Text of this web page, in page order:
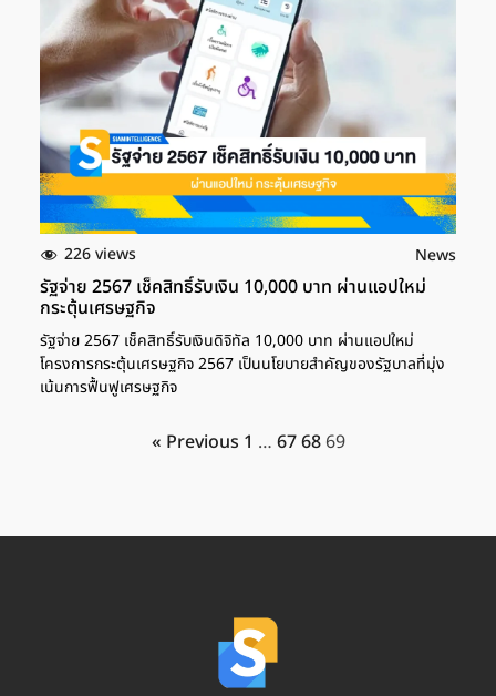
226 views News
รัฐจ่าย 2567 เช็คสิทธิ์รับเงิน 10,000 บาท ผ่านแอปใหม่
กระตุ้นเศรษฐกิจ
รัฐจ่าย 2567 เช็คสิทธิ์รับเงินดิจิทัล 10,000 บาท ผ่านแอปใหม่
โครงการกระตุ้นเศรษฐกิจ 2567 เป็นนโยบายสำคัญของรัฐบาลที่มุ่ง
เน้นการฟื้นฟูเศรษฐกิจ
« Previous 1 … 6768 69